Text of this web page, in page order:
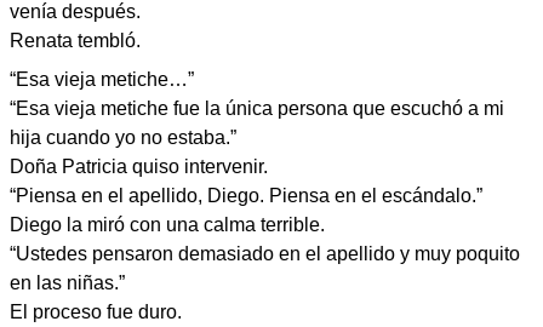
venía después.
Renata tembló.
“Esa vieja metiche…”
“Esa vieja metiche fue la única persona que escuchó a mi
hija cuando yo no estaba.”
Doña Patricia quiso intervenir.
“Piensa en el apellido, Diego. Piensa en el escándalo.”
Diego la miró con una calma terrible.
“Ustedes pensaron demasiado en el apellido y muy poquito
en las niñas.”
El proceso fue duro.